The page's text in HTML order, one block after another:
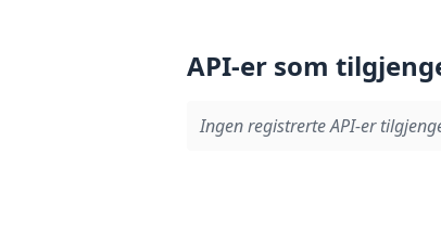
API-er som
Ingen registrerte API-er